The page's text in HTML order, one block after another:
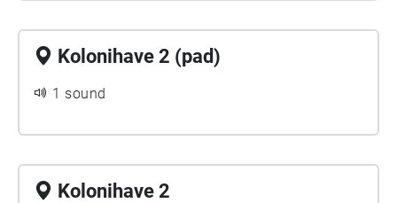
Kolonihave 2 (pad)
1 sound
Kolonihave 2